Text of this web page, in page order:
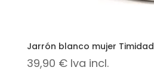
Jarrón blanco mujer Timidad
39,90 € Iva incl.